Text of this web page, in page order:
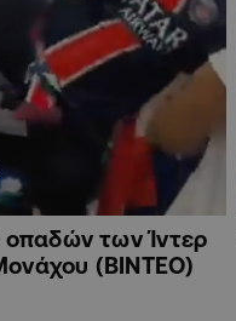
των Ίντερ
(ΒΙΝΤΕΟ)